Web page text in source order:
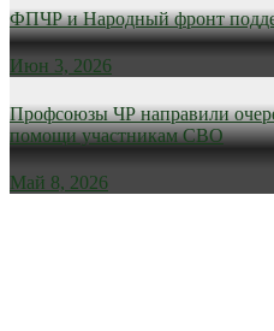
ФПЧР и Народный фронт
Июн 3, 2026
Профсоюзы ЧР направили
помощи участникам СВО
Май 8, 2026